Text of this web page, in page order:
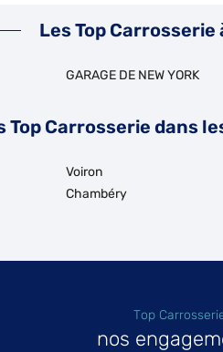
Les Top
GARAGE DE NEW YORK
Top Carrosserie dans
Voiron
Chambéry
Top
nos